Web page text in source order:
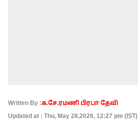
Written By :க.சே.ரமணி பிரபா தேவி
Updated at : Thu, May 28,2026, 12:27 pm (IST)